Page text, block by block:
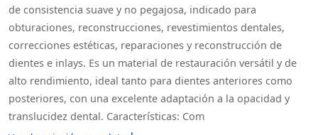
de consistencia suave y no pegajosa, indicado para
obturaciones, reconstrucciones, revestimientos dentales,
correcciones estéticas, reparaciones y reconstrucción de
dientes e inlays. Es un material de restauración versátil y de
alto rendimiento, ideal tanto para dientes anteriores como
posteriores, con una excelente adaptación a la opacidad y
translucidez dental. Características: Com